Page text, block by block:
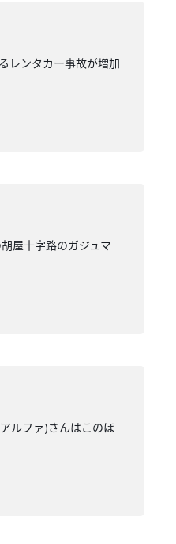
レンタカー事故が増加
屋十字路のガジュマ
ルファ)さんはこのほ